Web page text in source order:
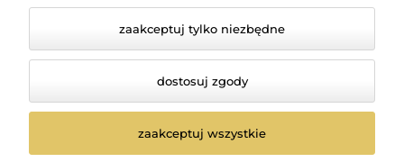
zaakceptuj tylko niezbędne
dostosuj zgody
zaakceptuj wszystkie